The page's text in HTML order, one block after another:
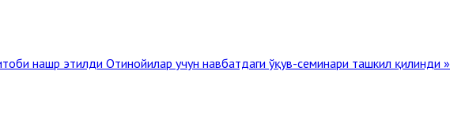
нашр этилди Отинойилар учун навбатдаги ўқув-семинари ташкил қилинди »